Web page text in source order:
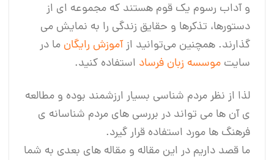
و آداب رسوم یک قوم هستند که مجموعه ای از
دستورها، تذکرها و حقایق زندگی را به نمایش می
گذارند. همچنین می‌توانید ازآموزش‌ رایگان ما در
سایت موسسه زبان فرساد استفاده کنید.
لذا از نظر مردم شناسی بسیار ارزشمند بوده و مطالعه
ی آن ها می تواند در بررسی های مردم شناسانه ی
فرهنگ ها مورد استفاده قرار گیرد.
ما قصد داریم در این مقاله و مقاله های بعدی به شما